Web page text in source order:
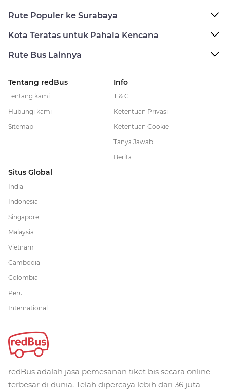
Rute Populer ke Surabaya
Kota Teratas untuk Pahala Kencana
Rute Bus Lainnya
Tentang redBus
Tentang kami
Hubungi kami
Sitemap
Info
T & C
Ketentuan Privasi
Ketentuan Cookie
Tanya Jawab
Berita
Situs Global
India
Indonesia
Singapore
Malaysia
Vietnam
Cambodia
Colombia
Peru
International
redBus adalah jasa pemesanan tiket bis secara online
terbesar di dunia. Telah dipercaya lebih dari 36 juta